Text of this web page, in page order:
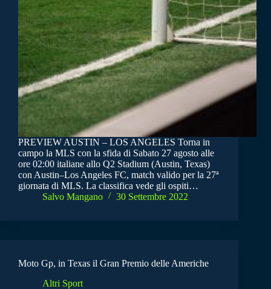
PREVIEW AUSTIN – LOS ANGELES Torna in
campo la MLS con la sfida di Sabato 27 agosto alle
ore 02:00 italiane allo Q2 Stadium (Austin, Texas)
con Austin–Los Angeles FC, match valido per la 27ª
giornata di MLS. La classifica vede gli ospiti…
Salvo Mangano
30 Settembre 2022
Moto Gp, in Texas il Gran Premio delle Americhe
Altri Sport